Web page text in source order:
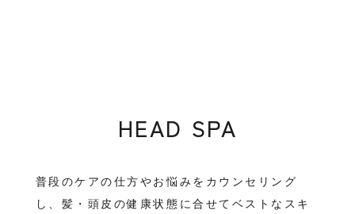
HEAD SPA
普段のケアの仕方やお悩みをカウンセリング
し、髪・頭皮の健康状態に合せてベストなスキ